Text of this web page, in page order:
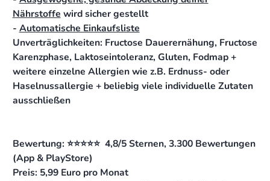
Nährstoffe wird sicher gestellt
- Automatische Einkaufsliste
Unverträglichkeiten: Fructose Dauerernähung, Fructose
Karenzphase, Laktoseintoleranz, Gluten, Fodmap +
weitere einzelne Allergien wie z.B. Erdnuss- oder
Haselnussallergie + beliebig viele individuelle Zutaten
ausschließen
Bewertung: ⭐️⭐️⭐️⭐️⭐️ 4,8/5 Sternen, 3.300 Bewertungen
(App & PlayStore)
Preis: 5,99 Euro pro Monat